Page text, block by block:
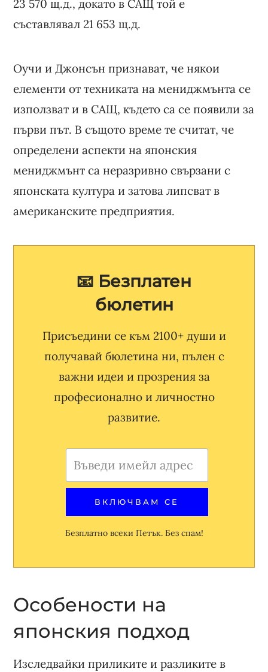
23 570 щ.д., докато в САЩ той е
съставлявал 21 653 щ.д.
Оучи и Джонсън признават, че някои
елементи от техниката на мениджмънта се
използват и в САЩ, където са се появили за
първи път. В същото време те считат, че
определени аспекти на японския
мениджмънт са неразривно свързани с
японската култура и затова липсват в
американските предприятия.
📧 Безплатен
бюлетин
Присъедини се към 2100+ души и
получавай бюлетина ни, пълен с
важни идеи и прозрения за
професионално и личностно
развитие.
Безплатно всеки Петък. Без спам!
Особености на
японския подход
Изследвайки приликите и разликите в